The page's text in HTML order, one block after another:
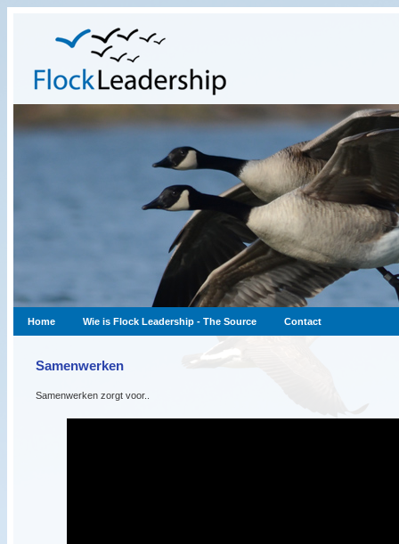
Home Wie is Flock Leadership - The Source Contact
Samenwerken
Samenwerken zorgt voor..